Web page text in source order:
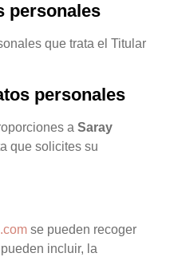
personales
que trata el Titular
personales
a Saray
que solicites su
se pueden recoger
incluir, la